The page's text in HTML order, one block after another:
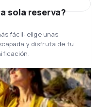
400, 737-500, 737-
A330, A320, A321.
está situado a
de la ciudad, en
entre los años 2015
en el principal
que correspondía
aeropuertos
Europa: el
sola reserva?
fácil: elige unas
y disfruta de tu